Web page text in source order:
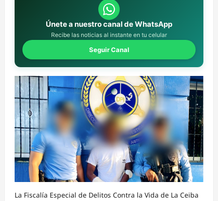
Únete a nuestro canal de WhatsApp
Recibe las noticias al instante en tu celular
Seguir Canal
La Fiscalía Especial de Delitos Contra la Vida de La Ceiba